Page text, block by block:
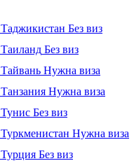
Таджикистан Без виз
Таиланд Без виз
Тайвань Нужна виза
Танзания Нужна виза
Тунис Без виз
Туркменистан Нужна виза
Турция Без виз